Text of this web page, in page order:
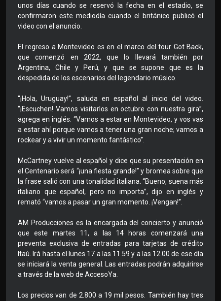
unos días cuando se reservó la fecha en el estadio, se
confirmaron este mediodía cuando el británico publicó el
video con el anuncio.
El regreso a Montevideo es en el marco del tour Got Back,
que comenzó en 2022, que lo llevará también por
Argentina, Chile y Perú, y que se supone que es la
despedida de los escenarios del legendario músico.
“¡Hola, Uruguay!”, saluda en español al inicio del video.
“¡Escuchen! Vamos visitarlos en octubre con nuestra gira”,
agrega en inglés. “Vamos a estar en Montevideo, y vos vas
a estar ahí porque vamos a tener una gran noche; vamos a
rockear y a vivir un momento fantástico”.
McCartney vuelve al español y dice que su presentación en
el Centenario será “¡una fiesta grande!” y bromea sobre que
la frase salió con una tonalidad italiana. “Bueno, suena más
italiano que español, pero no importa”, dijo en inglés y
remató “vamos a pasar un gran momento. ¡Vengan!”.
AM Producciones es la encargada del concierto y anunció
que este martes 11, a las 14 horas comenzará una
preventa exclusiva de entradas para tarjetas de crédito
Itaú. Irá hasta el lunes 17 a las 11.59 y a las 12.00 de ese día
se iniciará la venta general. Las entradas podrán adquirirse
a través de la web de AccesoYa.
Los precios van de 2.800 a 19 mil pesos. También hay tres